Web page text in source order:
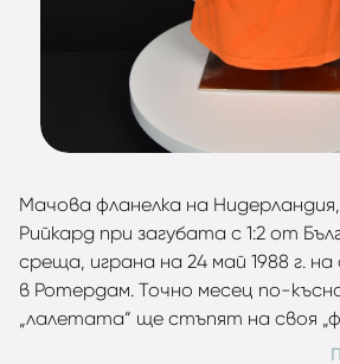
Мачова фланелка на
Рийкард при загубата с 1:2 от
среща, играна на 24 май 1988 г.
в Ротердам. Точно месец по-
„лалетата“ ще стъпят на своя
след като побеждават с 2:0